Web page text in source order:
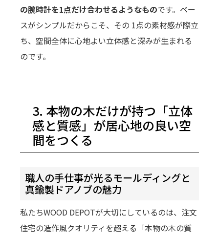
の腕時計を1点だけ合わせるようなものです。ベー
スがシンプルだからこそ、その 1点の素材感が際立
ち、空間全体に心地よい立体感と深みが生まれる
のです。
3. 本物の木だけが持つ「立体
感と質感」が居心地の良い空
間をつくる
職人の手仕事が光るモールディングと
真鍮製ドアノブの魅力
私たちWOOD DEPOTが大切にしているのは、注文
住宅の造作風クオリティを超える「本物の木の質